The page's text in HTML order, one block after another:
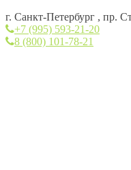
г. Санкт-Петербург , пр.
+7 (995) 593-21-20
8 (800) 101-78-21